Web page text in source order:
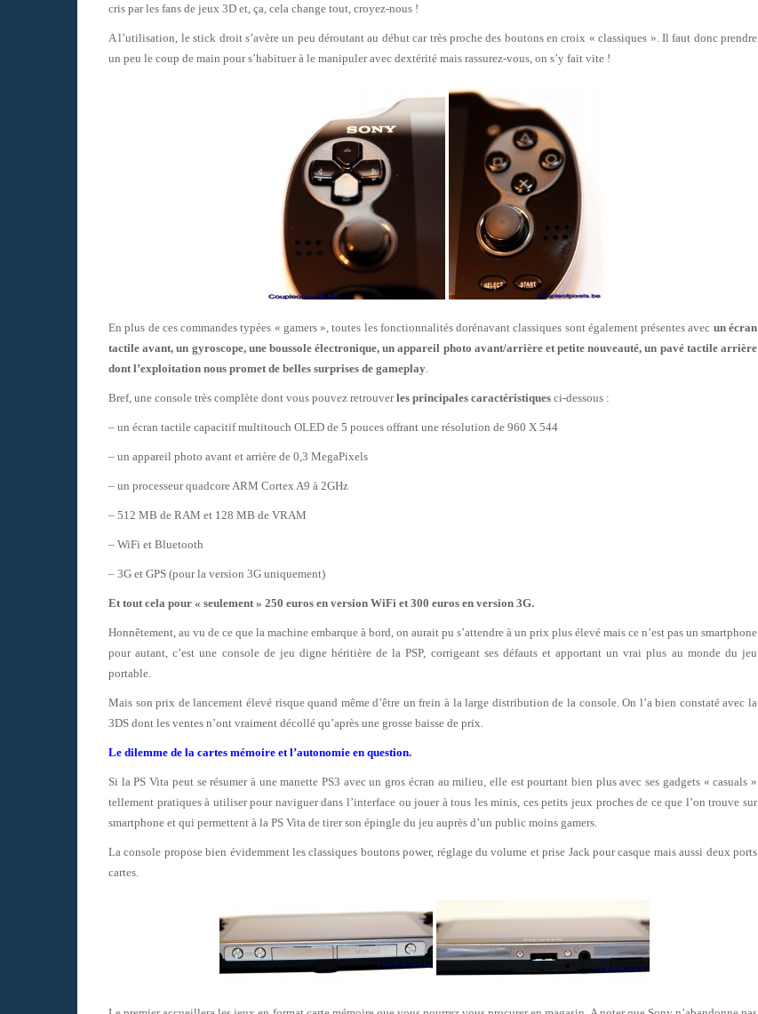
cris par les fans de jeux 3D et, ça, cela change tout, croyez-nous !
A l’utilisation, le stick droit s’avère un peu déroutant au début car très proche des boutons en croix « classiques ». Il faut donc prendre
un peu le coup de main pour s’habituer à le manipuler avec dextérité mais rassurez-vous, on s’y fait vite !
En plus de ces commandes typées « gamers », toutes les fonctionnalités dorénavant classiques sont également présentes avec un écran
tactile avant, un gyroscope, une boussole électronique, un appareil photo avant/arrière et petite nouveauté, un pavé tactile arrière
dont l’exploitation nous promet de belles surprises de gameplay
Bref, une console très complète dont vous pouvez retrouverles principales caractéristiques ci-dessous :
– un écran tactile capacitif multitouch OLED de 5 pouces offrant une résolution de 960 X 544
– un appareil photo avant et arrière de 0,3 MegaPixels
– un processeur quadcore ARM Cortex A9 à 2GHz
– 512 MB de RAM et 128 MB de VRAM
– WiFi et Bluetooth
– 3G et GPS (pour la version 3G uniquement)
Et tout cela pour « seulement » 250 euros en version WiFi et 300 euros en version 3G.
Honnêtement, au vu de ce que la machine embarque à bord, on aurait pu s’attendre à un prix plus élevé mais ce n’est pas un smartphone
pour autant, c’est une console de jeu digne héritière de la PSP, corrigeant ses défauts et apportant un vrai plus au monde du jeu
portable.
Mais son prix de lancement élevé risque quand même d’être un frein à la large distribution de la console. On l’a bien constaté avec la
3DS dont les ventes n’ont vraiment décollé qu’après une grosse baisse de prix.
Le dilemme de la cartes mémoire et l’autonomie en question.
Si la PS Vita peut se résumer à une manette PS3 avec un gros écran au milieu, elle est pourtant bien plus avec ses gadgets « casuals »
tellement pratiques à utiliser pour naviguer dans l’interface ou jouer à tous les minis, ces petits jeux proches de ce que l’on trouve sur
smartphone et qui permettent à la PS Vita de tirer son épingle du jeu auprès d’un public moins gamers.
La console propose bien évidemment les classiques boutons power, réglage du volume et prise Jack pour casque mais aussi deux ports
cartes.